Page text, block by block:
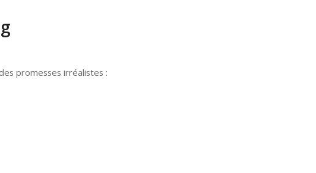
promesses irréalistes :